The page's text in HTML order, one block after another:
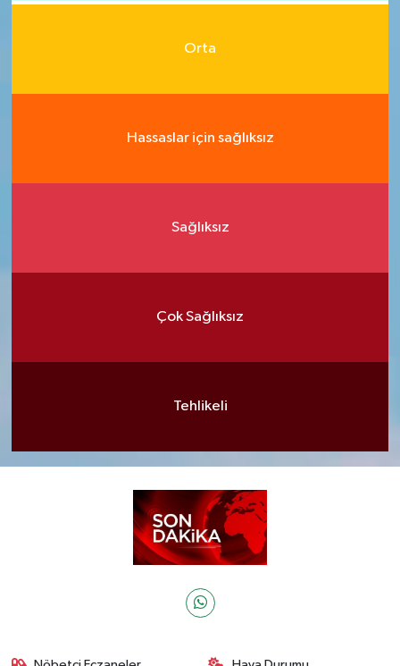
Orta
Hassaslar için sağlıksız
Sağlıksız
Çok Sağlıksız
Tehlikeli